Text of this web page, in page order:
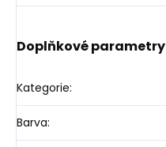
Doplňkové parametry
Kategorie:
Barva: